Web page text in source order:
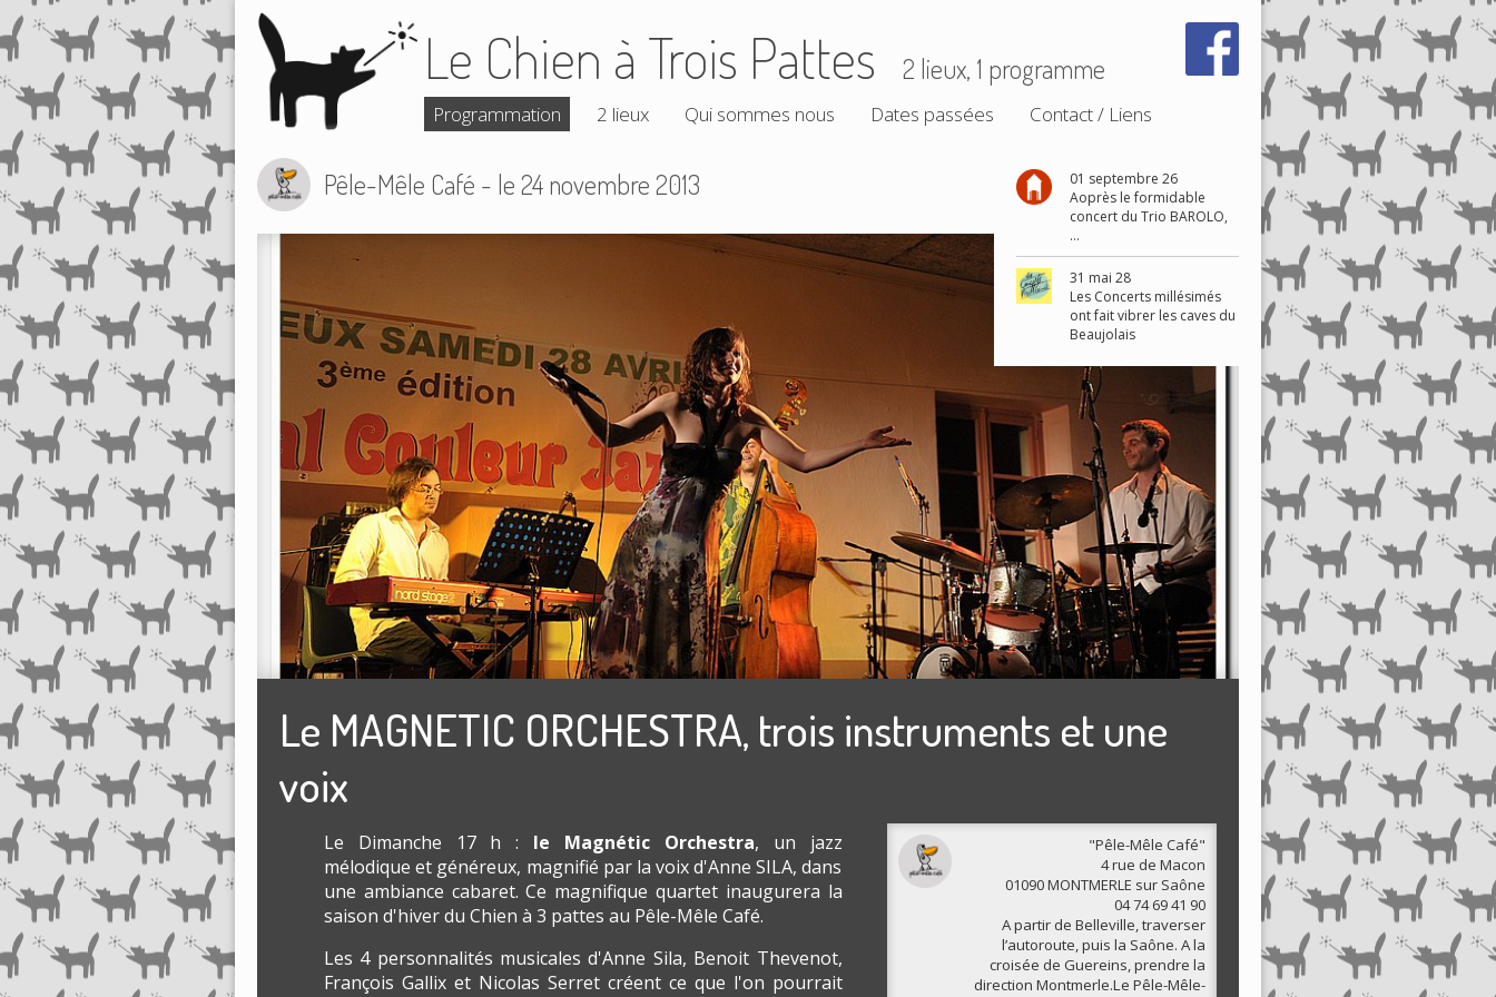
Le Chien à Trois Pattes 2 lieux, 1 programme
Programmation 2 lieux Qui sommes nous Dates passées Contact / Liens
01 septembre 26
Aoprès le formidable
concert du Trio BAROLO,
...
31 mai 28
Les Concerts millésimés
ont fait vibrer les caves du
Beaujolais
Pêle-Mêle Café - le 24 novembre 2013
Le MAGNETIC ORCHESTRA, trois instruments et une
voix
"Pêle-Mêle Café"
4 rue de Macon
01090 MONTMERLE sur Saône
04 74 69 41 90
A partir de Belleville, traverser
l’autoroute, puis la Saône. A la
croisée de Guereins, prendre la
direction Montmerle.Le Pêle-Mêle-
Le Dimanche 17 h : le Magnétic Orchestra, un jazz
mélodique et généreux, magnifié par la voix d'Anne SILA, dans
une ambiance cabaret. Ce magnifique quartet inaugurera la
saison d'hiver du Chien à 3 pattes au Pêle-Mêle Café.
Les 4 personnalités musicales d'Anne Sila, Benoit Thevenot,
François Gallix et Nicolas Serret créent ce que l'on pourrait